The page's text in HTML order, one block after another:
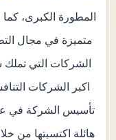
المطورة الكبرى،
متميزة في مجال
الشركات التي
اكبر الشركات
هائلة اكتسبتها من